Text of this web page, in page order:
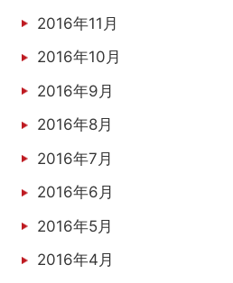
2016年11月
2016年10月
2016年9月
2016年8月
2016年7月
2016年6月
2016年5月
2016年4月